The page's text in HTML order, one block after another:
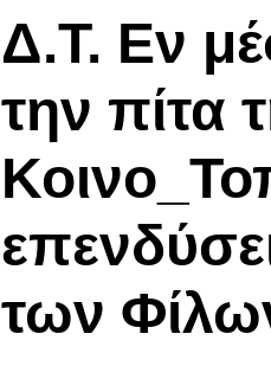
Δ.Τ. Εν
την πίτα
των